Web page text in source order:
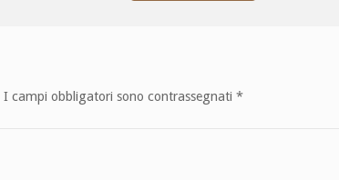
I campi obbligatori sono contrassegnati*